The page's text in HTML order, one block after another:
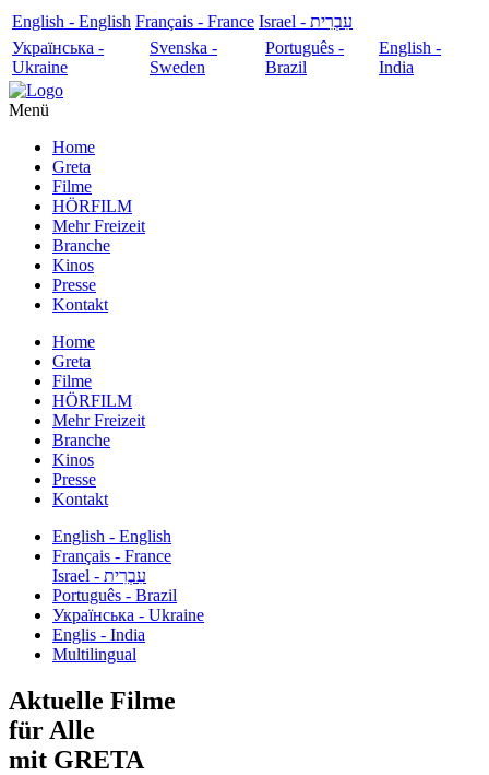
English - English Français - France
עִבְרִית - Israel
Українська -
Ukraine
Svenska -
Sweden
Português -
Brazil
English -
India
Menü
Home
Greta
Filme
HÖRFILM
Mehr Freizeit
Branche
Kinos
Presse
Kontakt
Home
Greta
Filme
HÖRFILM
Mehr Freizeit
Branche
Kinos
Presse
Kontakt
English - English
Français - France
עִבְרִית - Israel
Português - Brazil
Українська - Ukraine
Englis - India
Multilingual
Aktuelle Filme
für Alle
mit GRETA